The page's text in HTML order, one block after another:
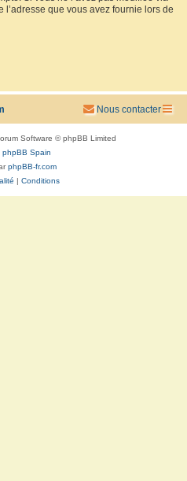
l’adresse que vous avez fournie lors de
Nous contacter
Software © phpBB Limited
phpBB Spain
phpBB-fr.com
Conditions